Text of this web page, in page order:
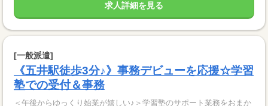
求人詳細を見る
[一般派遣]
《五井駅徒歩3分♪》事務デビューを応援☆学習
塾での受付＆事務
＜午後からゆっくり始業が嬉しい♪＞学習塾のサポート業務をおまか